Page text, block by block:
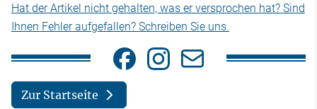
Hat der Artikel nicht gehalten, was er versprochen hat? Sind
Ihnen Fehler aufgefallen? Schreiben Sie uns.
Zur Startseite